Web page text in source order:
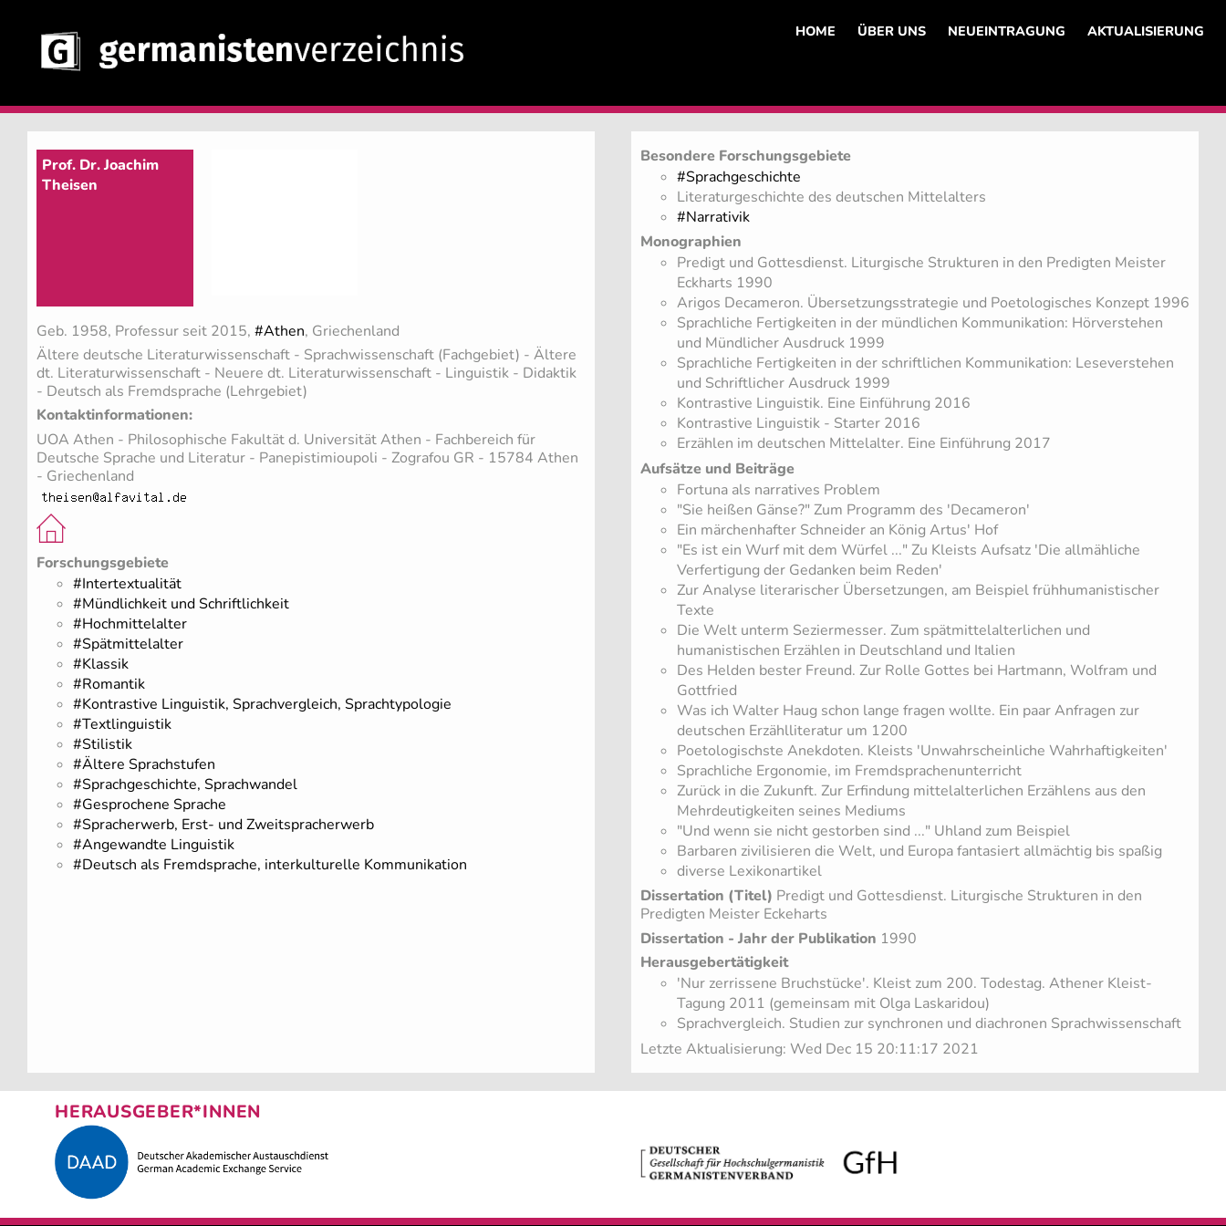
HOME ÜBER UNS NEUEINTRAGUNG AKTUALISIERUNG
Prof. Dr. Joachim
Theisen
Geb. 1958, Professur seit 2015, #Athen, Griechenland
Ältere deutsche Literaturwissenschaft - Sprachwissenschaft (Fachgebiet) - Ältere
dt. Literaturwissenschaft - Neuere dt. Literaturwissenschaft - Linguistik - Didaktik
- Deutsch als Fremdsprache (Lehrgebiet)
Kontaktinformationen:
UOA Athen - Philosophische Fakultät d. Universität Athen - Fachbereich für
Deutsche Sprache und Literatur - Panepistimioupoli - Zografou GR - 15784 Athen
- Griechenland
Forschungsgebiete
#Intertextualität
#Mündlichkeit und Schriftlichkeit
#Hochmittelalter
#Spätmittelalter
#Klassik
#Romantik
#Kontrastive Linguistik, Sprachvergleich, Sprachtypologie
#Textlinguistik
#Stilistik
#Ältere Sprachstufen
#Sprachgeschichte, Sprachwandel
#Gesprochene Sprache
#Spracherwerb, Erst- und Zweitspracherwerb
#Angewandte Linguistik
#Deutsch als Fremdsprache, interkulturelle Kommunikation
Besondere Forschungsgebiete
#Sprachgeschichte
Literaturgeschichte des deutschen Mittelalters
#Narrativik
Monographien
Predigt und Gottesdienst. Liturgische Strukturen in den Predigten Meister
Eckharts 1990
Arigos Decameron. Übersetzungsstrategie und Poetologisches Konzept 1996
Sprachliche Fertigkeiten in der mündlichen Kommunikation: Hörverstehen
und Mündlicher Ausdruck 1999
Sprachliche Fertigkeiten in der schriftlichen Kommunikation: Leseverstehen
und Schriftlicher Ausdruck 1999
Kontrastive Linguistik. Eine Einführung 2016
Kontrastive Linguistik - Starter 2016
Erzählen im deutschen Mittelalter. Eine Einführung 2017
Aufsätze und Beiträge
Fortuna als narratives Problem
"Sie heißen Gänse?" Zum Programm des 'Decameron'
Ein märchenhafter Schneider an König Artus' Hof
"Es ist ein Wurf mit dem Würfel ..." Zu Kleists Aufsatz 'Die allmähliche
Verfertigung der Gedanken beim Reden'
Zur Analyse literarischer Übersetzungen, am Beispiel frühhumanistischer
Texte
Die Welt unterm Seziermesser. Zum spätmittelalterlichen und
humanistischen Erzählen in Deutschland und Italien
Des Helden bester Freund. Zur Rolle Gottes bei Hartmann, Wolfram und
Gottfried
Was ich Walter Haug schon lange fragen wollte. Ein paar Anfragen zur
deutschen Erzählliteratur um 1200
Poetologischste Anekdoten. Kleists 'Unwahrscheinliche Wahrhaftigkeiten'
Sprachliche Ergonomie, im Fremdsprachenunterricht
Zurück in die Zukunft. Zur Erfindung mittelalterlichen Erzählens aus den
Mehrdeutigkeiten seines Mediums
"Und wenn sie nicht gestorben sind ..." Uhland zum Beispiel
Barbaren zivilisieren die Welt, und Europa fantasiert allmächtig bis spaßig
diverse Lexikonartikel
Dissertation (Titel) Predigt und Gottesdienst. Liturgische Strukturen in den
Predigten Meister Eckeharts
Dissertation - Jahr der Publikation 1990
Herausgebertätigkeit
'Nur zerrissene Bruchstücke'. Kleist zum 200. Todestag. Athener Kleist-
Tagung 2011 (gemeinsam mit Olga Laskaridou)
Sprachvergleich. Studien zur synchronen und diachronen Sprachwissenschaft
Letzte Aktualisierung: Wed Dec 15 20:11:17 2021
HERAUSGEBER*INNEN